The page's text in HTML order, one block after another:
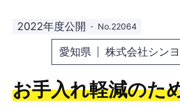
2022年度公開 No.22064
愛知県 株式会社シン
お手入れ軽減のた